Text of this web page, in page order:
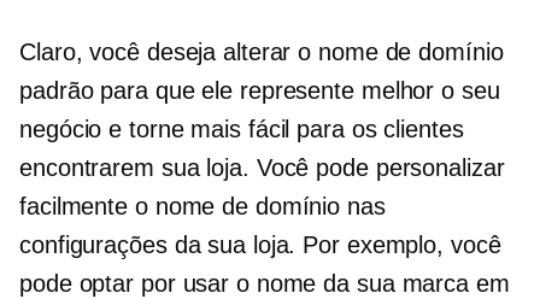
Claro, você deseja alterar o nome de domínio
padrão para que ele represente melhor o seu
negócio e torne mais fácil para os clientes
encontrarem sua loja. Você pode personalizar
facilmente o nome de domínio nas
configurações da sua loja. Por exemplo, você
pode optar por usar o nome da sua marca em